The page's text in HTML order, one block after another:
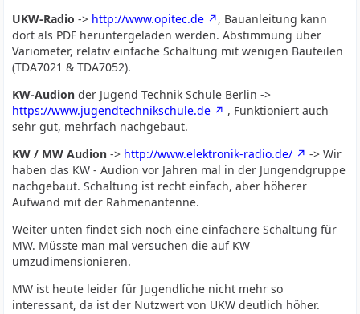
UKW-Radio -> http://www.opitec.de
, Bauanleitung kann
dort als PDF heruntergeladen werden. Abstimmung über
Variometer, relativ einfache Schaltung mit wenigen Bauteilen
(TDA7021 & TDA7052).
KW-Audionder Jugend Technik Schule Berlin ->
https://www.jugendtechnikschule.de
, Funktioniert auch
sehr gut, mehrfach nachgebaut.
KW / MW Audion -> http://www.elektronik-radio.de/
-> Wir
haben das KW - Audion vor Jahren mal in der Jungendgruppe
nachgebaut. Schaltung ist recht einfach, aber höherer
Aufwand mit der Rahmenantenne.
Weiter unten findet sich noch eine einfachere Schaltung für
MW. Müsste man mal versuchen die auf KW
umzudimensionieren.
MW ist heute leider für Jugendliche nicht mehr so
interessant, da ist der Nutzwert von UKW deutlich höher.